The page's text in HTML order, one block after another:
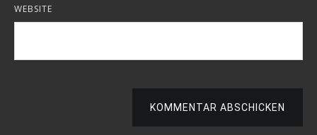
WEBSITE
KOMMENTAR ABSCHICKEN